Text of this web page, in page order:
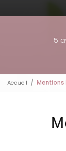
5
Accueil Mentions